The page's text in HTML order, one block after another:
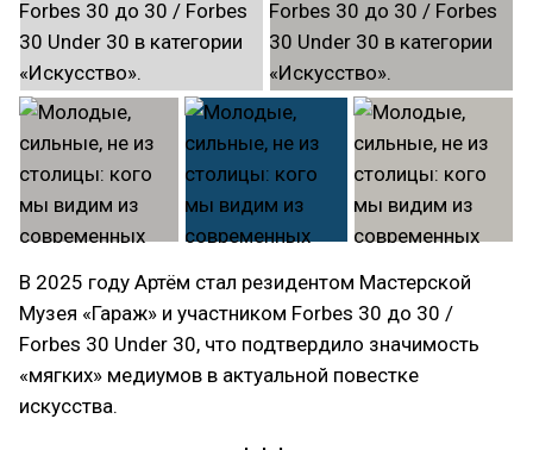
В 2025 году Артём стал резидентом Мастерской
Музея «Гараж» и участником Forbes 30 до 30 /
Forbes 30 Under 30, что подтвердило значимость
«мягких» медиумов в актуальной повестке
искусства.